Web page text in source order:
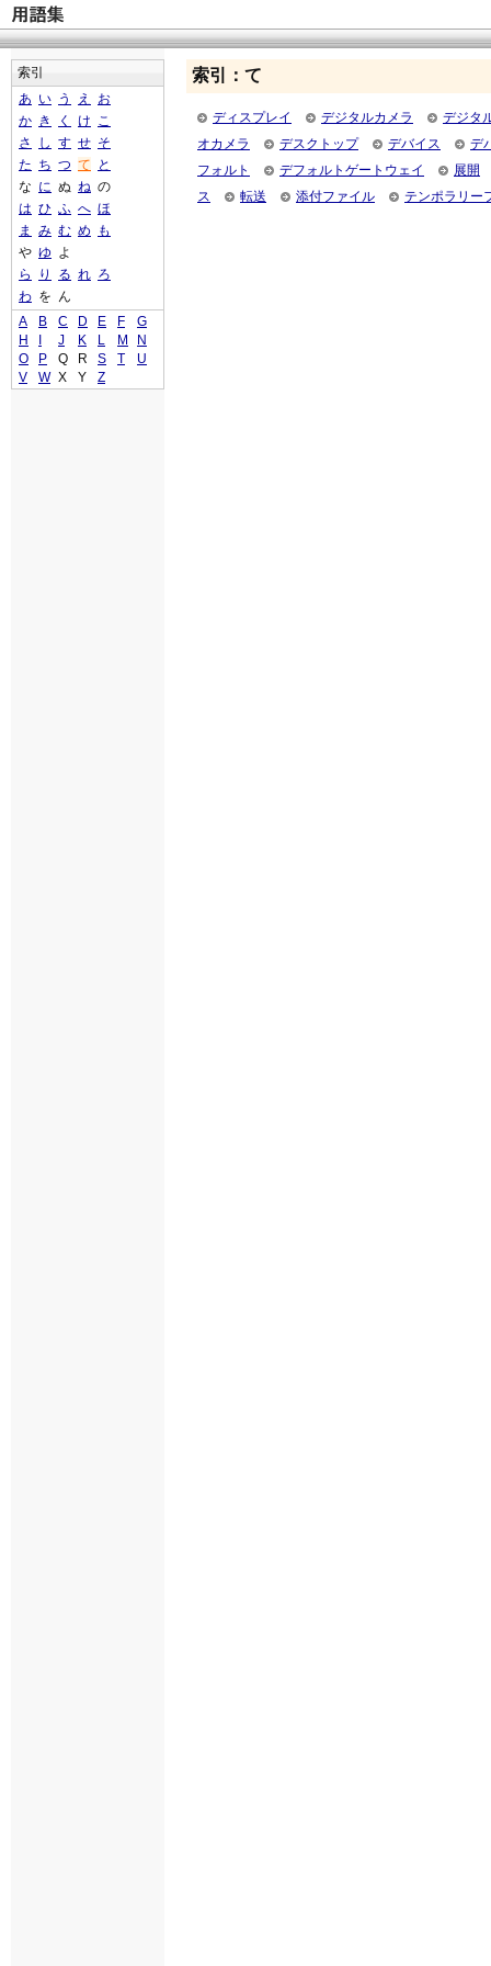
索引：て
ディスプレイ デジタルカメラ
デジタ
オカメラ
デスクトップ デバイス
デ
フォルト
デフォルトゲートウェイ
展開
ス
転送 添付ファイル テンポラリー
索引
あ い う え
お
か き く け こ
さ
し す せ そ
た ち つ て
と
な に ぬ ね の
は ひ ふ へ ほ
ま
み む め
も
や ゆ よ
ら
り る れ ろ
わ を ん
A
B C D E F
G
H
J K L M
N
O
P Q R S T
U
V
W X Y Z